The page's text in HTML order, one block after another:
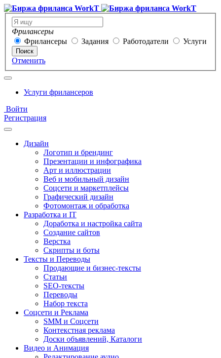
Фрилансеры
Фрилансеры
Задания Работодатели Услуги
Поиск
Отменить
Услуги фрилансеров
Войти
Регистрация
Дизайн
Логотип и брендинг
Презентации и инфографика
Арт и иллюстрации
Веб и мобильный дизайн
Соцсети и маркетплейсы
Графический дизайн
Фотомонтаж и обработка
Разработка и IT
Доработка и настройка сайта
Создание сайтов
Верстка
Скрипты и боты
Тексты и Переводы
Продающие и бизнес-тексты
Статьи
SEO-тексты
Переводы
Набор текста
Соцсети и Реклама
SMM и Соцсети
Контекстная реклама
Доски объявлений, Каталоги
Видео и Анимация